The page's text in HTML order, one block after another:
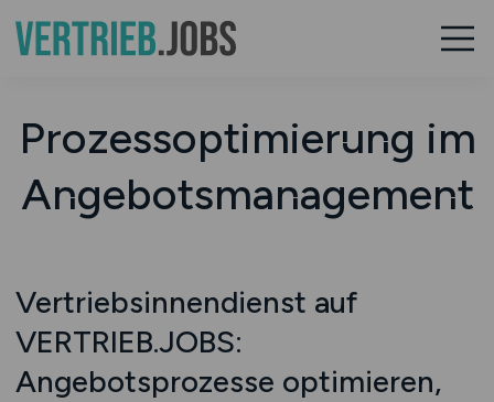
Prozessoptimierung im
Angebotsmanagement
Vertriebsinnendienst auf
VERTRIEB.JOBS:
Angebotsprozesse optimieren,